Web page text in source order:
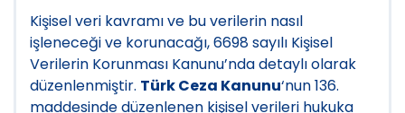
Kişisel veri kavramı ve bu verilerin nasıl
işleneceği ve korunacağı, 6698 sayılı Kişisel
Verilerin Korunması Kanunu’nda detaylı olarak
düzenlenmiştir. Türk Ceza Kanunu‘nun 136.
maddesinde düzenlenen kişisel verileri hukuka